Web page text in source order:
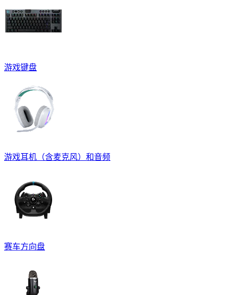
游戏键盘
游戏耳机（含麦克风）和音频
赛车方向盘